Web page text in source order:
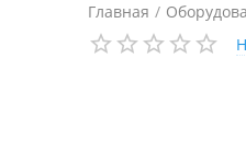
Главная /
Шкаф кондитерский